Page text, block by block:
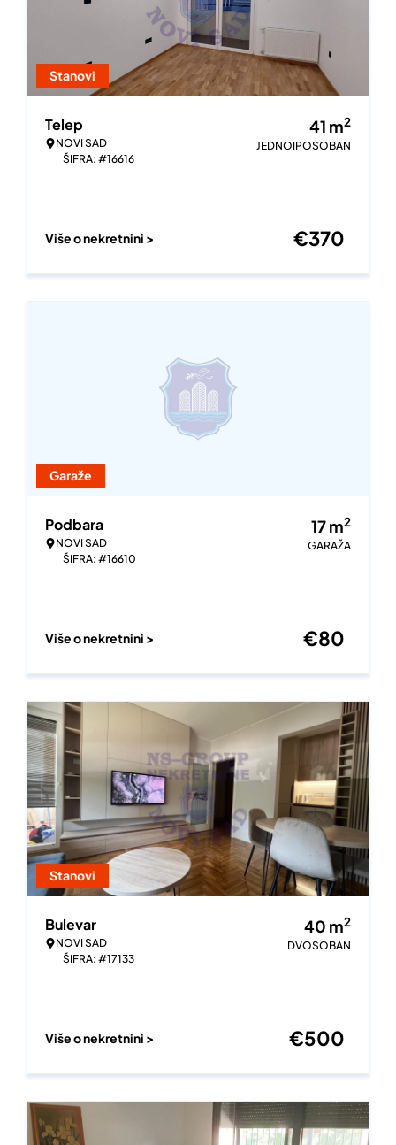
Stanovi
Telep
NOVI SAD
ŠIFRA: #16616
41 m2
JEDNOIPOSOBAN
Više o nekretnini > €370
Garaže
Podbara
NOVI SAD
ŠIFRA: #16610
17m2
GARAŽA
Više o nekretnini > €80
Stanovi
Bulevar
NOVI SAD
ŠIFRA: #17133
40 m2
DVOSOBAN
Više o nekretnini > €500